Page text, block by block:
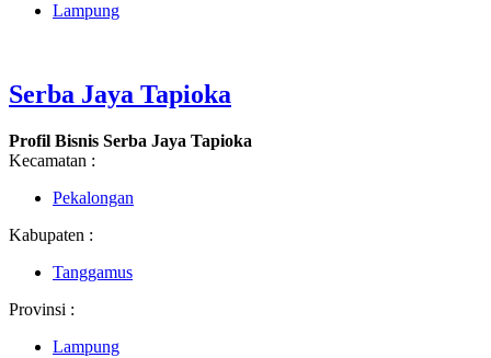
Lampung
Serba Jaya Tapioka
Profil Bisnis Serba Jaya Tapioka
Kecamatan :
Pekalongan
Kabupaten :
Tanggamus
Provinsi :
Lampung